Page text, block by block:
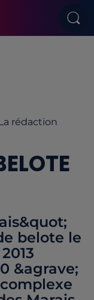
rédaction
belote le
&agrave;